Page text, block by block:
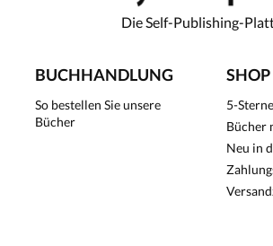
Die Self-Publishing-
BUCHHANDLUNG
So bestellen Sie unsere
Bücher
SHOP
5-
Bücher
Neu in